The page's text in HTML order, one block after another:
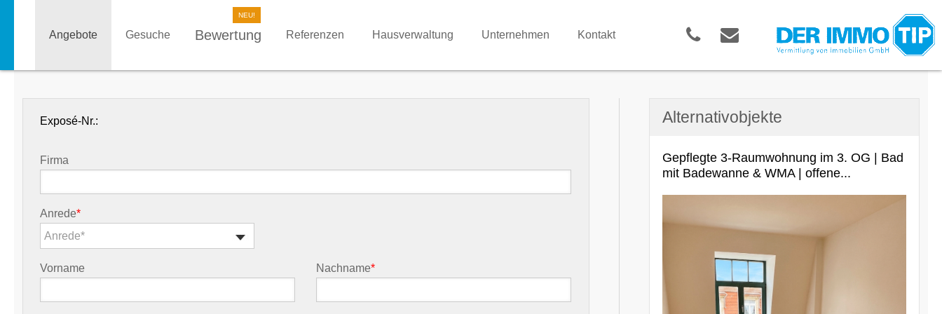
Angebote Gesuche Bewertung Referenzen Hausverwaltung Unternehmen Kontakt
Exposé-Nr.:
Firma
Anrede*
Anrede*
Vorname Nachname*
Alternativobjekte
Gepflegte 3-Raumwohnung im 3. OG | Bad
mit Badewanne & WMA | offene...